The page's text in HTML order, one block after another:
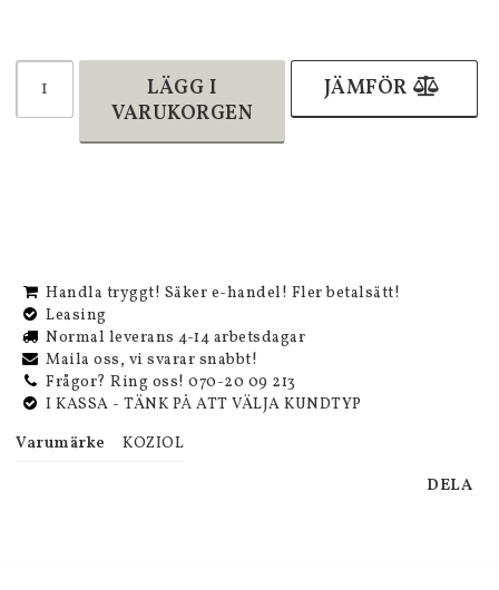
LÄGG I
VARUKORGEN
JÄMFÖR
Handla tryggt! Säker e-handel! Fler betalsätt!
Leasing
Normal leverans 4-14 arbetsdagar
Maila oss, vi svarar snabbt!
Frågor? Ring oss! 070-20 09 213
I KASSA - TÄNK PÅ ATT VÄLJA KUNDTYP
Varumärke
KOZIOL
DELA